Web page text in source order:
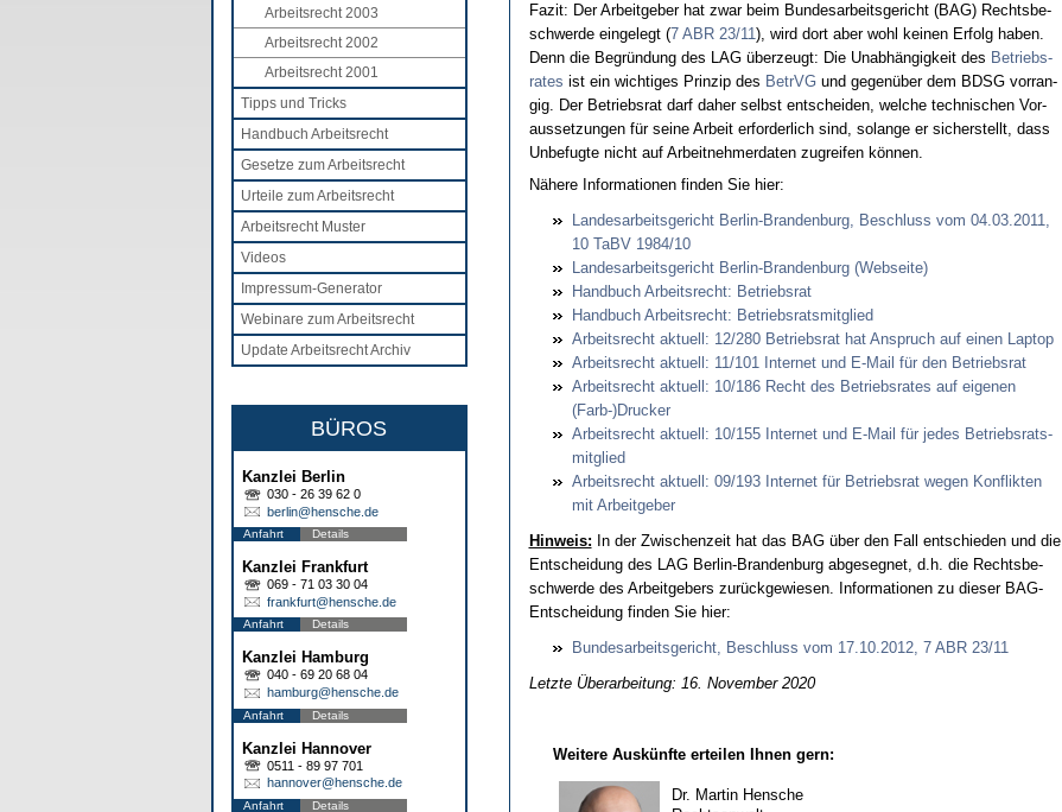
Arbeitsrecht 2003
Arbeitsrecht 2002
Arbeitsrecht 2001
Tipps und Tricks
Handbuch Arbeitsrecht
Gesetze zum Arbeitsrecht
Urteile zum Arbeitsrecht
Arbeitsrecht Muster
Videos
Impressum-Generator
Webinare zum Arbeitsrecht
Update Arbeitsrecht Archiv
BÜROS
Kanzlei Berlin
030 - 26 39 62 0
berlin@hensche.de
Anfahrt Details
Kanzlei Frankfurt
069 - 71 03 30 04
frankfurt@hensche.de
Anfahrt Details
Kanzlei Hamburg
040 - 69 20 68 04
hamburg@hensche.de
Anfahrt Details
Kanzlei Hannover
0511 - 89 97 701
hannover@hensche.de
Anfahrt Details
Fa­zit: Der Ar­beit­ge­ber hat zwar beim Bun­des­ar­beits­ge­richt (BAG) Rechts­be­
schwer­de ein­ge­legt (7 ABR 23/11), wird dort aber wohl kei­nen Er­folg ha­ben.
Denn die Be­grün­dung des LAG über­zeugt: Die Un­ab­hän­gig­keit des Be­triebs­
ra­tes ist ein wich­ti­ges Prin­zip des Be­trVGund ge­gen­über dem BDSG vor­ran­
gig. Der Be­triebs­rat darf da­her selbst ent­schei­den, wel­che tech­ni­schen Vor­
aus­set­zun­gen für sei­ne Ar­beit er­for­der­lich sind, so­lan­ge er si­cher­stellt, dass
Un­be­fug­te nicht auf Ar­beit­neh­mer­da­ten zu­grei­fen kön­nen.
Nä­he­re In­for­ma­tio­nen fin­den Sie hier:
Lan­des­ar­beits­ge­richt Ber­lin-Bran­den­burg, Be­schluss vom 04.03.2011,
10 TaBV 1984/10
Lan­des­ar­beits­ge­richt Ber­lin-Bran­den­burg (Web­sei­te)
Hand­buch Ar­beits­recht: Be­triebs­rat
Hand­buch Ar­beits­recht: Be­triebs­rats­mit­glied
Ar­beits­recht ak­tu­ell: 12/280 Be­triebs­rat hat An­spruch auf ei­nen Lap­top
Ar­beits­recht ak­tu­ell: 11/101 In­ter­net und E-Mail für den Be­triebs­rat
Ar­beits­recht ak­tu­ell: 10/186 Recht des Be­triebs­ra­tes auf ei­ge­nen
(Farb-)Dru­cker
Ar­beits­recht ak­tu­ell: 10/155 In­ter­net und E-Mail für je­des Be­triebs­rats­
mit­glied
Ar­beits­recht ak­tu­ell: 09/193 In­ter­net für Be­triebs­rat we­gen Kon­flik­ten
mit Ar­beit­ge­ber
Hin­weis: In der Zwi­schen­zeit hat das BAG über den Fall ent­schie­den und die
Ent­schei­dung des LAG Ber­lin-Bran­den­burg ab­ge­seg­net, d.h. die Rechts­be­
schwer­de des Ar­beit­ge­bers zu­rück­ge­wie­sen. In­for­ma­tio­nen zu die­ser BAG-
Ent­schei­dung fin­den Sie hier:
Bun­des­ar­beits­ge­richt, Be­schluss vom 17.10.2012, 7 ABR 23/11
Letzte Überarbeitung: 16. November 2020
Weitere Auskünfte erteilen Ihnen gern:
Dr. Martin Hensche